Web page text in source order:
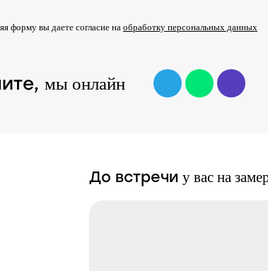
форму вы даете согласие на обработку персональных данных
мы онлайн
До встречи у вас на